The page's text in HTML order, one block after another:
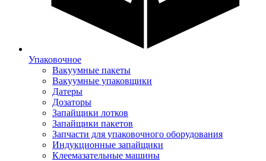
Упаковочное
Вакуумные пакеты
Вакуумные упаковщики
Датеры
Дозаторы
Запайщики лотков
Запайщики пакетов
Запчасти для упаковочного оборудования
Индукционные запайщики
Клеемазательные машины